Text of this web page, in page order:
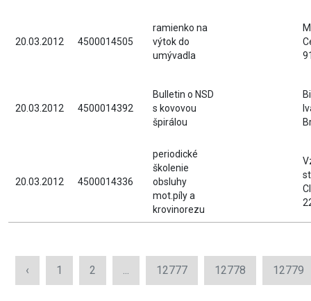
20.03.2012 4500014505
ramienko na
výtok do
umývadla
20.03.2012 4500014392
Bulletin o NSD
s kovovou
špirálou
20.03.2012 4500014336
periodické
školenie
obsluhy
mot.píly a
krovinorezu
‹ 1 2 ... 12777 12778 12779